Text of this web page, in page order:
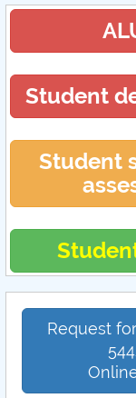
Student
Student
Request